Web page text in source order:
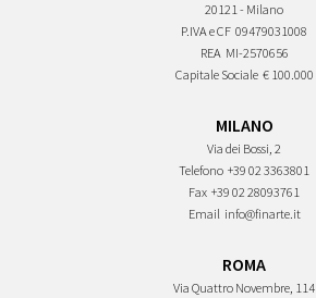
20121 - Milano
P.IVA e CF 09479031008
REA MI-2570656
Capitale Sociale € 100.000
MILANO
Via dei Bossi, 2
Telefono +39 02 3363801
Fax +39 02 28093761
Email info@finarte.it
ROMA
Via Quattro Novembre, 114